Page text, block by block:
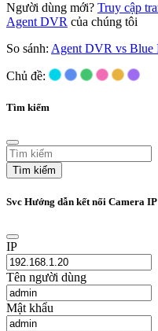
Người dùng mới? Truy cập
Agent DVR của chúng tôi
So sánh: Agent DVR vs Blue
Chủ đề:
Tìm kiếm
Tìm kiếm
Svc Hướng dẫn kết nối Camera IP
IP
Tên người dùng
Mật khẩu